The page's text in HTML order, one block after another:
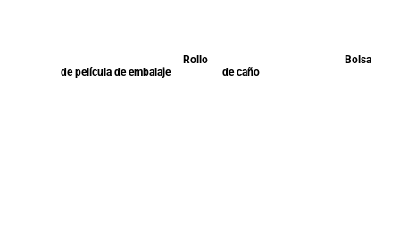
Rollo
de película de embalaje
Bolsa
de caño